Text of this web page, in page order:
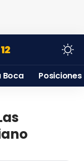
Boca Posiciones